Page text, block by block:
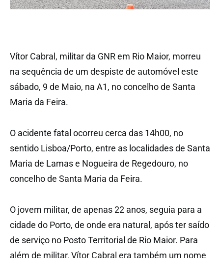
Vítor Cabral, militar da GNR em Rio Maior, morreu
na sequência de um despiste de automóvel este
sábado, 9 de Maio, na A1, no concelho de Santa
Maria da Feira.
O acidente fatal ocorreu cerca das 14h00, no
sentido Lisboa/Porto, entre as localidades de Santa
Maria de Lamas e Nogueira de Regedouro, no
concelho de Santa Maria da Feira.
O jovem militar, de apenas 22 anos, seguia para a
cidade do Porto, de onde era natural, após ter saído
de serviço no Posto Territorial de Rio Maior. Para
além de militar, Vítor Cabral era também um nome